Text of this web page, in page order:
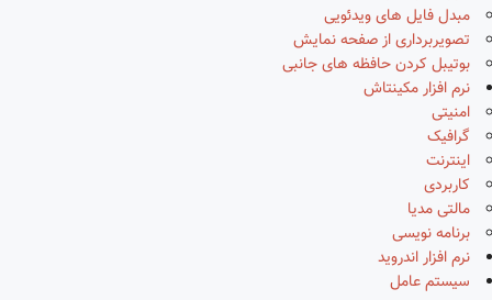
مبدل فایل های ویدئویی
تصویربرداری از صفحه نمایش
بوتیبل کردن حافظه های جانبی
نرم افزار مکینتاش
امنیتی
گرافیک
اینترنت
کاربردی
مالتی مدیا
برنامه نویسی
نرم افزار اندروید
سیستم عامل